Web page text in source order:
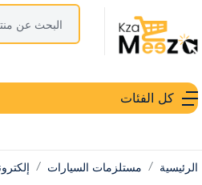
كل الفئات
الرئيسية مستلزمات السيارات